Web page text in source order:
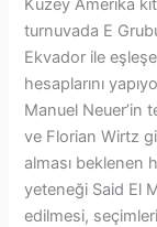
Kuzey Amerika
turnuvada E
Ekvador ile
hesaplarını
Manuel Neuer’in
ve Florian Wirtz
alması beklenen
yeteneği Said El
edilmesi,